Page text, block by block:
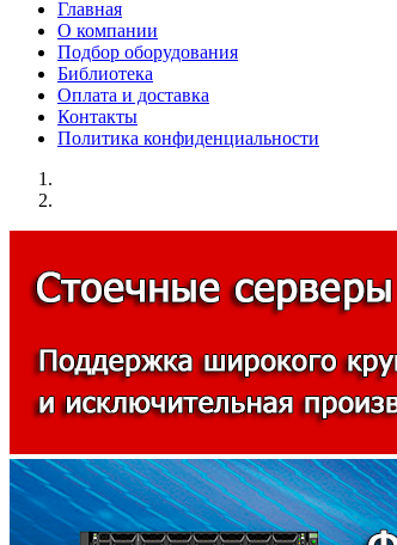
Главная
О компании
Подбор оборудования
Библиотека
Оплата и доставка
Контакты
Политика конфиденциальности